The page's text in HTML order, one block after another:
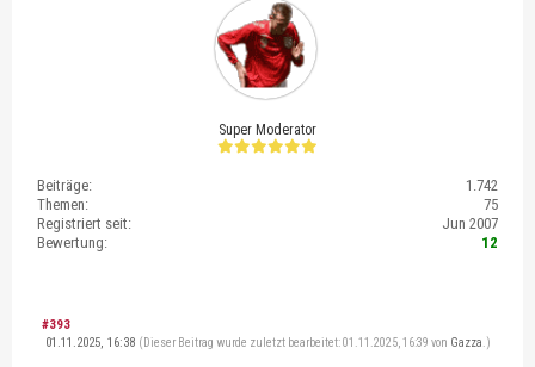
Super Moderator
Beiträge:
1.742
Themen:
75
Registriert seit:
Jun 2007
Bewertung:
12
#393
01.11.2025, 16:38 (Dieser Beitrag wurde zuletzt bearbeitet: 01.11.2025, 16:39 von Gazza .)